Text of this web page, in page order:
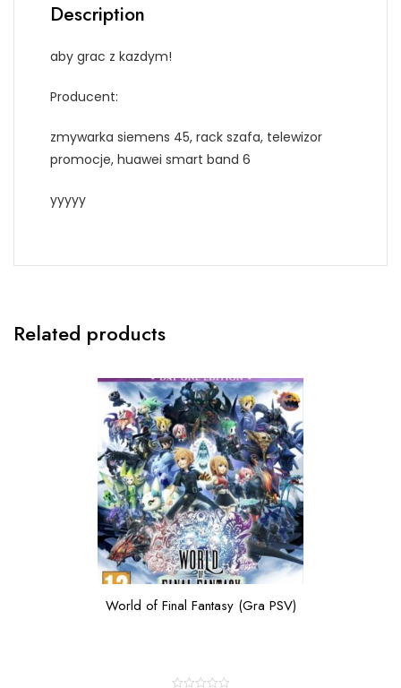
Description
aby grac z kazdym!
Producent:
zmywarka siemens 45, rack szafa, telewizor
promocje, huawei smart band 6
yyyyy
Related products
World of Final Fantasy (Gra PSV)